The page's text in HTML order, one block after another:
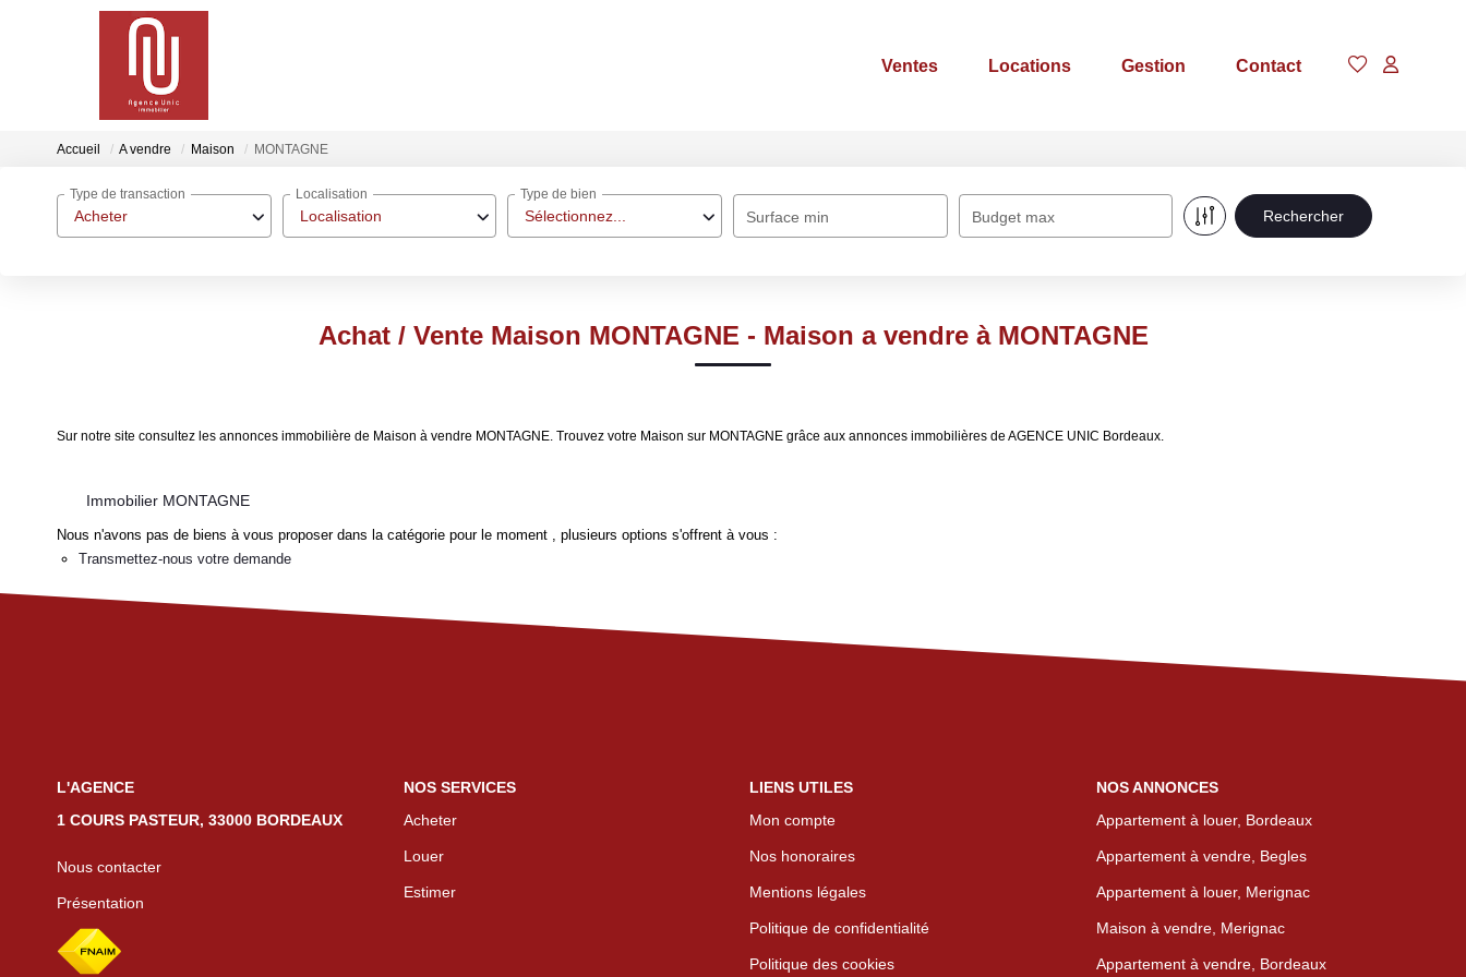
Ventes Locations Gestion Contact
Accueil A vendre Maison MONTAGNE
Acheter
Type de transaction
Localisation
Localisation
Sélectionnez...
Type de bien
Surface min Budget max
Achat / Vente Maison MONTAGNE - Maison a vendre à MONTAGNE
Sur notre site consultez les annonces immobilière de Maison à vendre MONTAGNE. Trouvez votre Maison sur MONTAGNE grâce aux annonces immobilières de AGENCE UNIC Bordeaux.
Immobilier MONTAGNE
Nous n'avons pas de biens à vous proposer dans la catégorie pour le moment , plusieurs options s'offrent à vous :
Transmettez-nous votre demande
L'AGENCE
1 COURS PASTEUR, 33000 BORDEAUX
Nous contacter
Présentation
NOS SERVICES
Acheter
Louer
Estimer
LIENS UTILES
Mon compte
Nos honoraires
Mentions légales
Politique de confidentialité
Politique des cookies
NOS ANNONCES
Appartement à louer, Bordeaux
Appartement à vendre, Begles
Appartement à louer, Merignac
Maison à vendre, Merignac
Appartement à vendre, Bordeaux